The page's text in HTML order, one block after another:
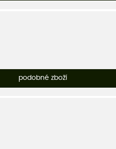
podobné zboží